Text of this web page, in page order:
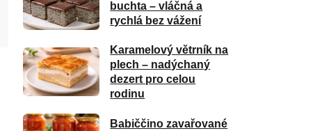
buchta – vláčná a
rychlá bez vážení
Karamelový větrník na
plech – nadýchaný
dezert pro celou
rodinu
Babiččino zavařované